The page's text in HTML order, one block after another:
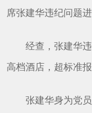
席张建华违纪问题
经查，张建华
高档酒店，超标准报
张建华身为党